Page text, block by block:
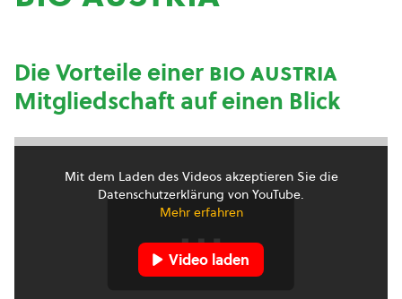
Die Vorteile einerbio austria
Mitgliedschaft auf einen Blick
Mit dem Laden des Videos akzeptieren Sie die
Datenschutzerklärung von YouTube.
Mehr erfahren
Video laden